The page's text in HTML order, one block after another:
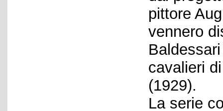
pittore
vennero
cavalieri
(1929).
La serie